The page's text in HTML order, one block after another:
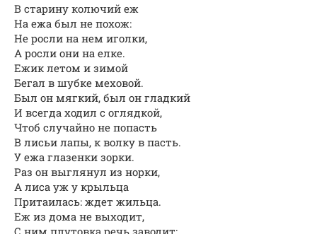
В старину колючий еж
На ежа был не похож:
Не росли на нем иголки,
А росли они на елке.
Ежик летом и зимой
Бегал в шубке меховой.
Был он мягкий, был он гладкий
И всегда ходил с оглядкой,
Чтоб случайно не попасть
В лисьи лапы, к волку в пасть.
У ежа глазенки зорки.
Раз он выглянул из норки,
А лиса уж у крыльца
Притаилась: ждет жильца.
Еж из дома не выходит,
С ним плутовка речь заводит;